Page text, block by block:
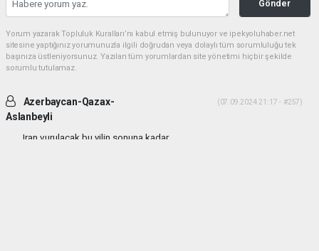
Gönder
Yorum yazarak Topluluk Kuralları’nı kabul etmiş bulunuyor ve ipekyoluhaber.net
sitesine yaptığınız yorumunuzla ilgili doğrudan veya dolaylı tüm sorumluluğu tek
başınıza üstleniyorsunuz. Yazılan tüm yorumlardan site yönetimi hiçbir şekilde
sorumlu tutulamaz.
Azerbaycan-Qazax-
Aslanbeyli
(07.09.2024 21:17 - #257)
Iran vurulacak bu yilin sonuna kadar...